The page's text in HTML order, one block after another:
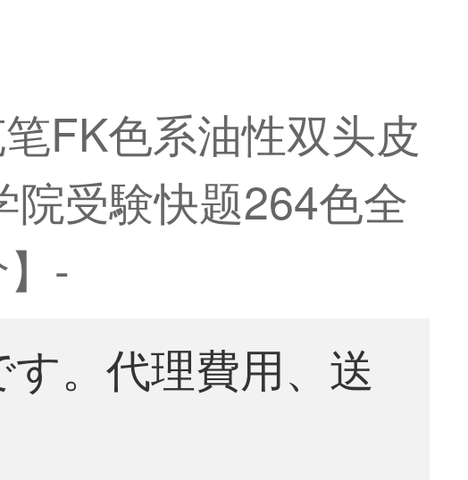
FK色系油性双头皮
受験快题264色全
-
。代理費用、送